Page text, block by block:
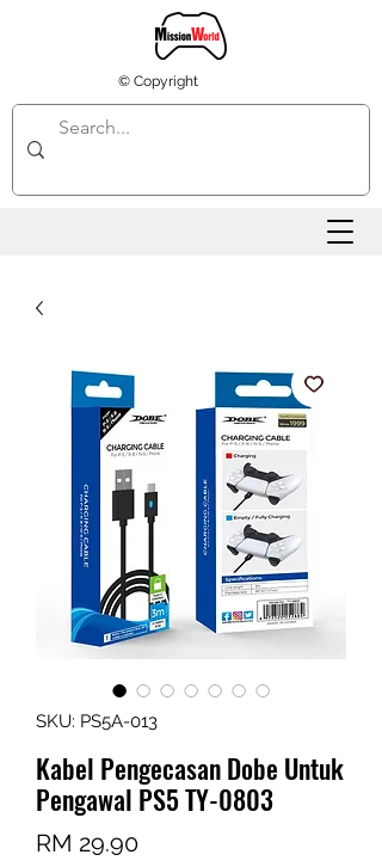
© Copyright
SKU: PS5A-013
Kabel Pengecasan Dobe Untuk
Pengawal PS5 TY-0803
RM 29.90Harga